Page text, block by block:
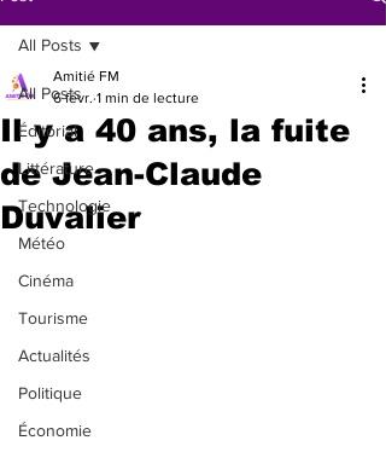
All Posts
Éditorial
Littérature
Technologie
Météo
Cinéma
Tourisme
Actualités
Politique
Économie
All Posts
Il y a 40 ans, la fuite
de Jean-Claude
Duvalier
Amitié FM
6 févr. 1 min de lecture